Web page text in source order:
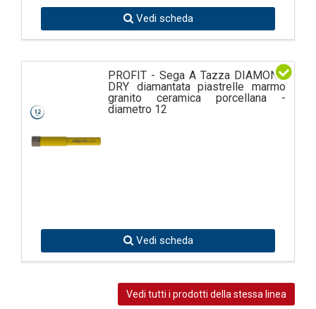
Vedi scheda
PROFIT - Sega A Tazza DIAMOND
DRY diamantata piastrelle marmo
granito ceramica porcellana -
diametro 12
Vedi scheda
Vedi tutti i prodotti della stessa linea